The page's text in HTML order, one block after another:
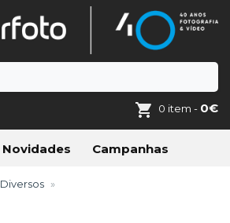
0 item - 0€
Novidades Campanhas
Diversos